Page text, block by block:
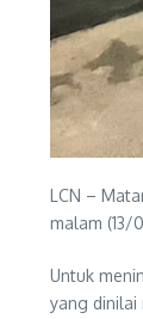
LCN –
malam (13/
Untuk
yang dinilai